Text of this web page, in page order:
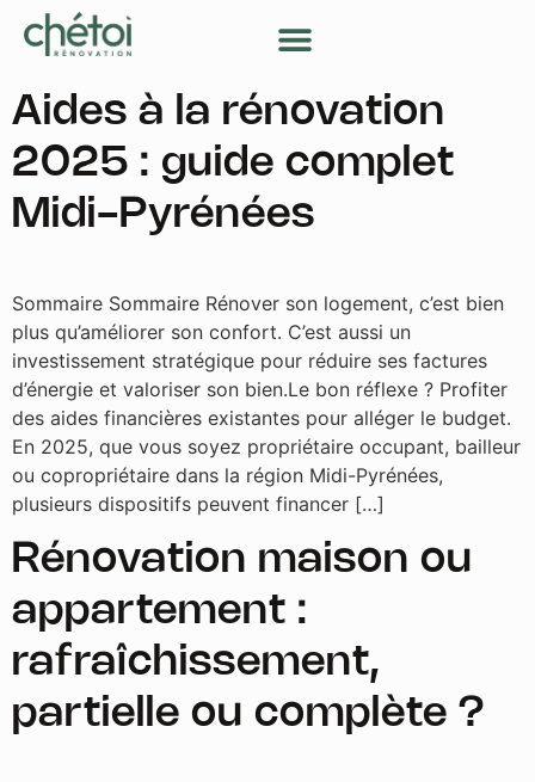
Aides à la rénovation
2025 : guide complet
Midi-Pyrénées
Sommaire Sommaire Rénover son logement, c’est bien
plus qu’améliorer son confort. C’est aussi un
investissement stratégique pour réduire ses factures
d’énergie et valoriser son bien.Le bon réflexe ? Profiter
des aides financières existantes pour alléger le budget.
En 2025, que vous soyez propriétaire occupant, bailleur
ou copropriétaire dans la région Midi-Pyrénées,
plusieurs dispositifs peuvent financer […]
Rénovation maison ou
appartement :
rafraîchissement,
partielle ou complète ?